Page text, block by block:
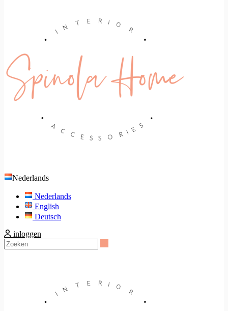
Nederlands
Nederlands
English
Deutsch
inloggen